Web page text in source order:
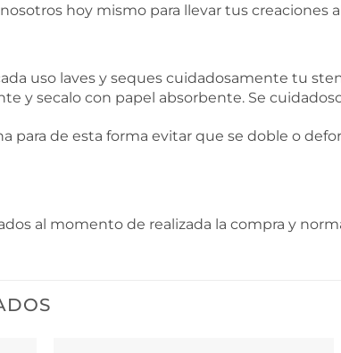
hoy mismo para llevar tus creaciones
uso laves y seques cuidadosamente tu
y secalo con papel absorbente. Se
para de esta forma evitar que se doble o
al momento de realizada la compra y